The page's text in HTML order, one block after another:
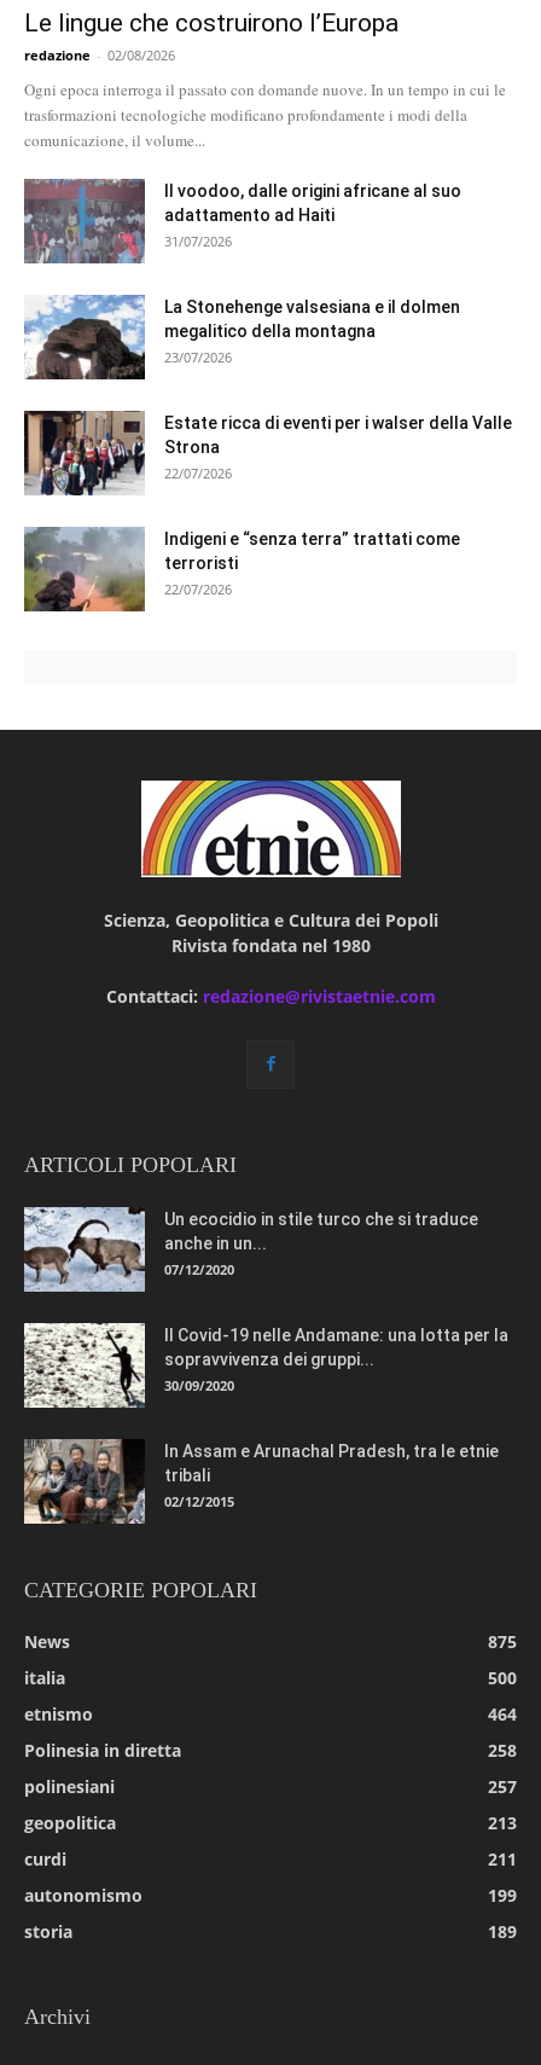
Le lingue che costruirono l’Europa
redazione - 02/08/2026
Ogni epoca interroga il passato con domande nuove. In un tempo in cui le
trasformazioni tecnologiche modificano profondamente i modi della
comunicazione, il volume...
Il voodoo, dalle origini africane al suo
adattamento ad Haiti
31/07/2026
La Stonehenge valsesiana e il dolmen
megalitico della montagna
23/07/2026
Estate ricca di eventi per i walser della Valle
Strona
22/07/2026
Indigeni e “senza terra” trattati come
terroristi
22/07/2026
Scienza, Geopolitica e Cultura dei Popoli
Rivista fondata nel 1980
Contattaci: redazione@rivistaetnie.com
ARTICOLI POPOLARI
Un ecocidio in stile turco che si traduce
anche in un...
07/12/2020
Il Covid-19 nelle Andamane: una lotta per la
sopravvivenza dei gruppi...
30/09/2020
In Assam e Arunachal Pradesh, tra le etnie
tribali
02/12/2015
CATEGORIE POPOLARI
News
875
italia
500
etnismo
464
Polinesia in diretta
258
polinesiani
257
geopolitica
213
curdi
211
autonomismo
199
storia
189
Archivi